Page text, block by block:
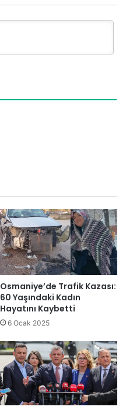
Osmaniye’de Trafik Kazası:
60 Yaşındaki Kadın
Hayatını Kaybetti
6 Ocak 2025